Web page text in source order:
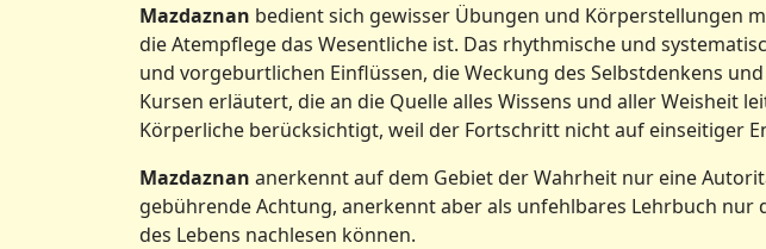
Mazdaznan bedient sich gewisser Übungen und Körperstellungen
die Atempflege das Wesentliche ist. Das rhythmische und
und vorgeburtlichen Einflüssen, die Weckung des Selbstdenkens
Kursen erläutert, die an die Quelle alles Wissens und aller Weisheit
Körperliche berücksichtigt, weil der Fortschritt nicht auf einseitiger
Mazdaznan anerkennt auf dem Gebiet der Wahrheit nur eine
gebührende Achtung, anerkennt aber als unfehlbares Lehrbuch
des Lebens nachlesen können.